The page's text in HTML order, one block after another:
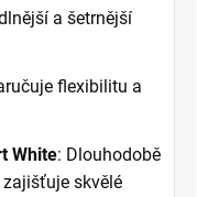
a šetrnější
flexibilitu a
White: Dlouhodobě
skvělé